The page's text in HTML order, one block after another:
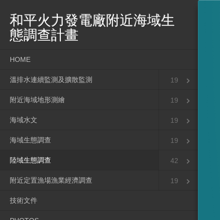
和平火力發電廠附近海域生
態調查計畫
HOME
19
溫排水連續監測及擴散監測
19
附近海域地形測繪
19
海域水文
19
海域生態調查
42
陸域生態調查
19
附近定置漁場漁業經濟調查
技術文件